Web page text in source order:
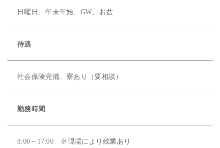
日曜日、年末年始、GW、お盆
待遇
社会保険完備、寮あり（要相談）
勤務時間
8:00～17:00 ※現場により残業あり